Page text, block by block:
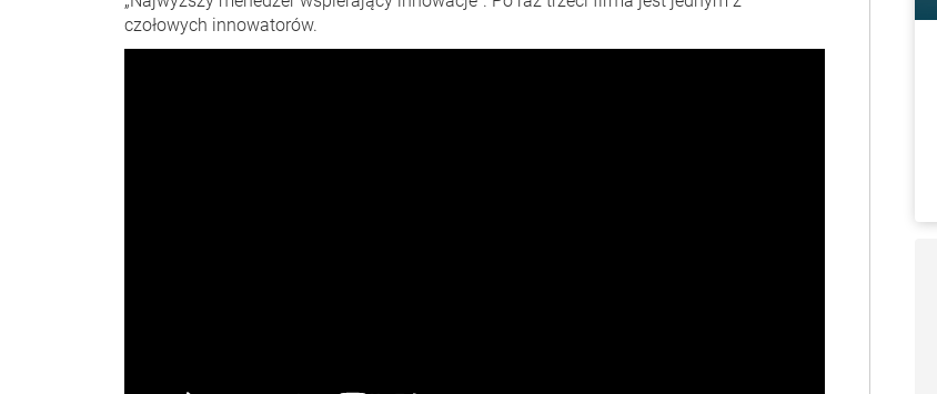
czołowych innowatorów.